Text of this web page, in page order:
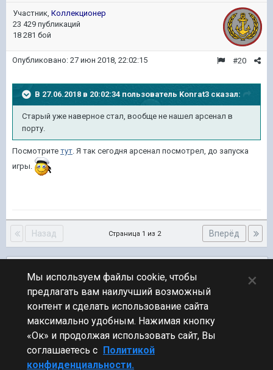
Участник, Коллекционер
23 429 публикаций
18 281 бой
#20
Опубликовано: 27 июн 2018, 22:02:15
В 27.06.2018 в 20:02:34 пользователь Konrat3 сказал:
Старый уже наверное стал, вообще не нашел арсенал в
порту.
Посмотрите тут. Я так сегодня арсенал посмотрел, до запуска
игры.
Назад Вперёд
Страница 1 из 2
ПЕРЕЙТИ К СПИСКУ ТЕМ
Флудилка
Стиль
Мы используем файлы cookie, чтобы
предлагать вам наилучший возможный
контент и сделать использование сайта
максимально удобным. Нажимая кнопку
«Ок» и продолжая использовать сайт, Вы
соглашаетесь с Политикой
конфиденциальности.
×